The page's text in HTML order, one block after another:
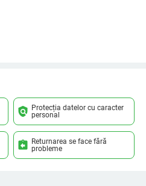
policy Protecția datelor cu caracter
personal
assignment_return Returnarea se face fără
probleme